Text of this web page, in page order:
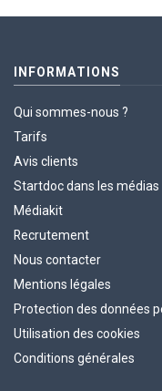
INFORMATIONS
Qui sommes-nous ?
Tarifs
Avis clients
Startdoc dans les médias
Médiakit
Recrutement
Nous contacter
Mentions légales
Protection des données
Utilisation des cookies
Conditions générales